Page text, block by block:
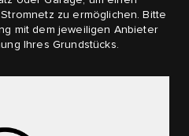
zu ermöglichen. Bitte
mit dem jeweiligen Anbieter
Ihres Grundstücks.